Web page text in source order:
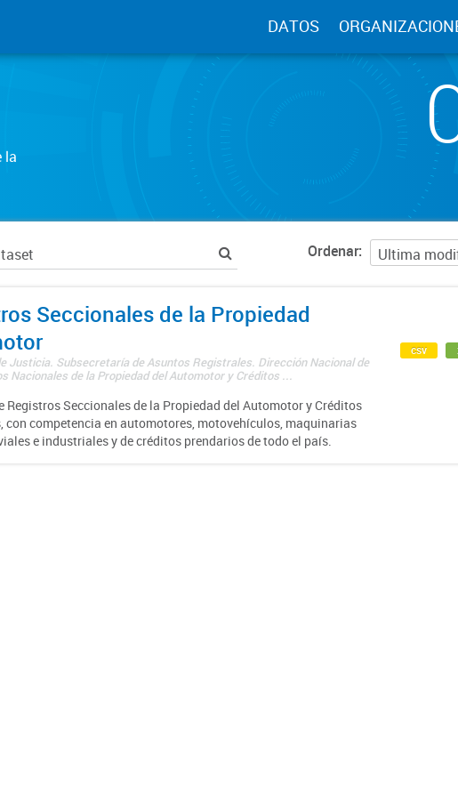
DATOS
la
Ordenar
Seccionales de la Propiedad
Justicia. Subsecretaría de Asuntos Registrales. Dirección Nacional de
Nacionales de la Propiedad del Automotor y Créditos ...
Registros Seccionales de la Propiedad del Automotor y Créditos
con competencia en automotores, motovehículos, maquinarias
e industriales y de créditos prendarios de todo el país.
csv